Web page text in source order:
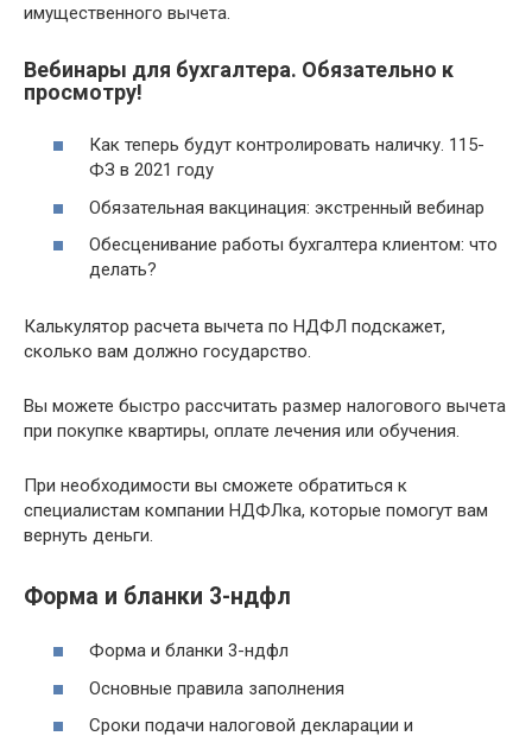
имущественного вычета.
Вебинары для бухгалтера. Обязательно к
просмотру!
Как теперь будут контролировать наличку. 115-
ФЗ в 2021 году
Обязательная вакцинация: экстренный вебинар
Обесценивание работы бухгалтера клиентом: что
делать?
Калькулятор расчета вычета по НДФЛ подскажет,
сколько вам должно государство.
Вы можете быстро рассчитать размер налогового вычета
при покупке квартиры, оплате лечения или обучения.
При необходимости вы сможете обратиться к
специалистам компании НДФЛка, которые помогут вам
вернуть деньги.
Форма и бланки 3-ндфл
Форма и бланки 3-ндфл
Основные правила заполнения
Сроки подачи налоговой декларации и